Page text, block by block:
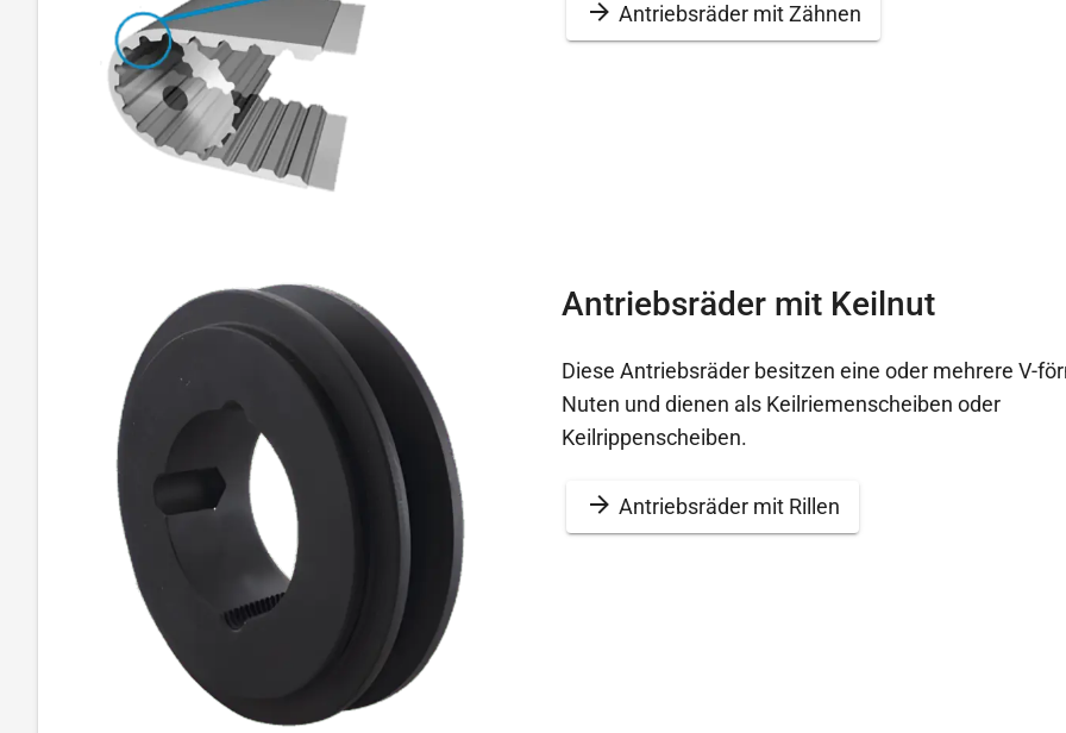
Antriebsräder mit Zähnen
Antriebsräder mit Keilnut
Diese Antriebsräder besitzen eine oder mehrere V-
Nuten und dienen als Keilriemenscheiben oder
Keilrippenscheiben.
Antriebsräder mit Rillen